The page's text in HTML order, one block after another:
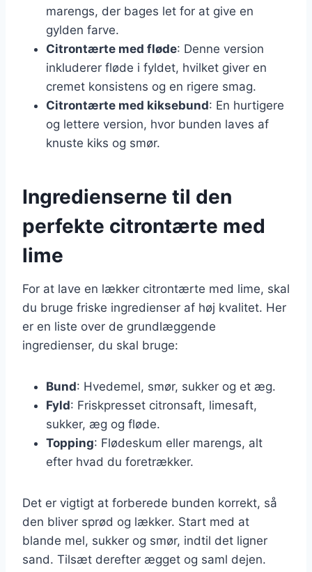
marengs, der bages let for at give en
gylden farve.
Citrontærte med fløde: Denne version
inkluderer fløde i fyldet, hvilket giver en
cremet konsistens og en rigere smag.
Citrontærte med kiksebund: En hurtigere
og lettere version, hvor bunden laves af
knuste kiks og smør.
Ingredienserne til den
perfekte citrontærte med
lime
For at lave en lækker citrontærte med lime, skal
du bruge friske ingredienser af høj kvalitet. Her
er en liste over de grundlæggende
ingredienser, du skal bruge:
Bund: Hvedemel, smør, sukker og et æg.
Fyld: Friskpresset citronsaft, limesaft,
sukker, æg og fløde.
Topping: Flødeskum eller marengs, alt
efter hvad du foretrækker.
Det er vigtigt at forberede bunden korrekt, så
den bliver sprød og lækker. Start med at
blande mel, sukker og smør, indtil det ligner
sand. Tilsæt derefter ægget og saml dejen.